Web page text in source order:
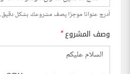
أدرج عنوانا موجزا يصف مشروعك بشكل دقيق.
وصف المشروع*